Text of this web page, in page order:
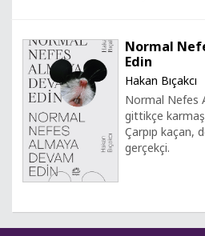
Normal
Edin
Hakan Bıçakcı
Normal Nefes
gittikçe
Çarpıp kaçan,
gerçekçi.